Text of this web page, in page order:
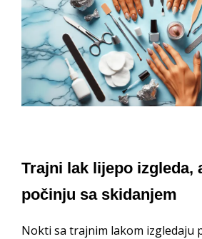
Trajni lak lijepo izgleda,
počinju sa skidanjem
Nokti sa trajnim lakom izgledaju